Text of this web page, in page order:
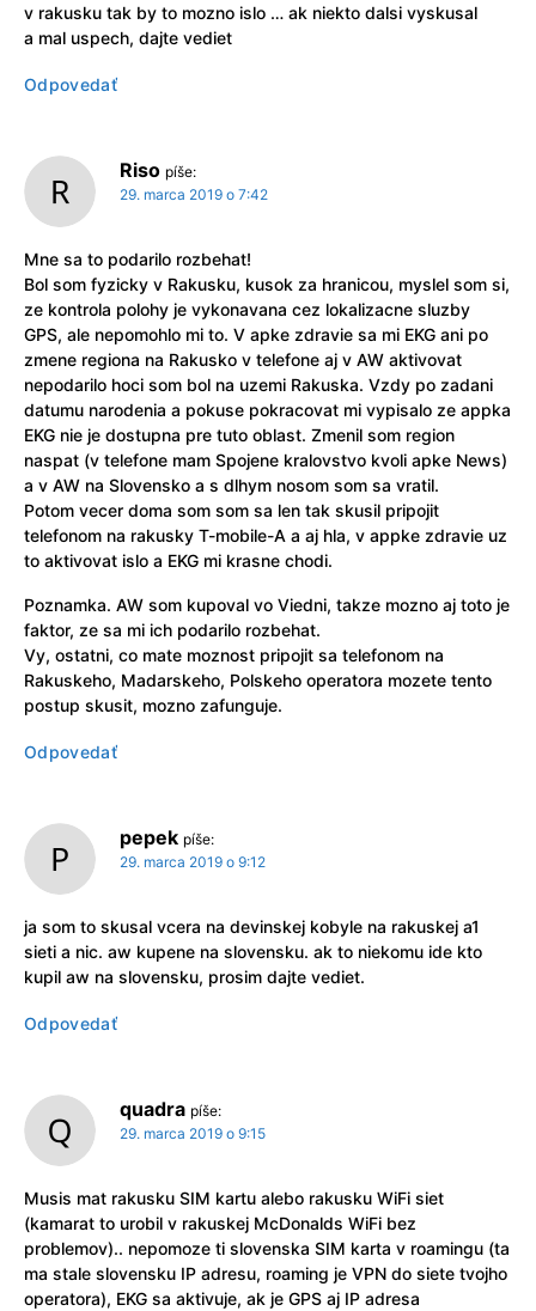
v rakusku tak by to mozno islo … ak niekto dalsi vyskusal
a mal uspech, dajte vediet
Odpovedať
Riso píše:
29. marca 2019 o 7:42
Mne sa to podarilo rozbehat!
Bol som fyzicky v Rakusku, kusok za hranicou, myslel som si,
ze kontrola polohy je vykonavana cez lokalizacne sluzby
GPS, ale nepomohlo mi to. V apke zdravie sa mi EKG ani po
zmene regiona na Rakusko v telefone aj v AW aktivovat
nepodarilo hoci som bol na uzemi Rakuska. Vzdy po zadani
datumu narodenia a pokuse pokracovat mi vypisalo ze appka
EKG nie je dostupna pre tuto oblast. Zmenil som region
naspat (v telefone mam Spojene kralovstvo kvoli apke News)
a v AW na Slovensko a s dlhym nosom som sa vratil.
Potom vecer doma som som sa len tak skusil pripojit
telefonom na rakusky T-mobile-A a aj hla, v appke zdravie uz
to aktivovat islo a EKG mi krasne chodi.
Poznamka. AW som kupoval vo Viedni, takze mozno aj toto je
faktor, ze sa mi ich podarilo rozbehat.
Vy, ostatni, co mate moznost pripojit sa telefonom na
Rakuskeho, Madarskeho, Polskeho operatora mozete tento
postup skusit, mozno zafunguje.
Odpovedať
pepek píše:
29. marca 2019 o 9:12
ja som to skusal vcera na devinskej kobyle na rakuskej a1
sieti a nic. aw kupene na slovensku. ak to niekomu ide kto
kupil aw na slovensku, prosim dajte vediet.
Odpovedať
quadra píše:
29. marca 2019 o 9:15
Musis mat rakusku SIM kartu alebo rakusku WiFi siet
(kamarat to urobil v rakuskej McDonalds WiFi bez
problemov).. nepomoze ti slovenska SIM karta v roamingu (ta
ma stale slovensku IP adresu, roaming je VPN do siete tvojho
operatora), EKG sa aktivuje, ak je GPS aj IP adresa